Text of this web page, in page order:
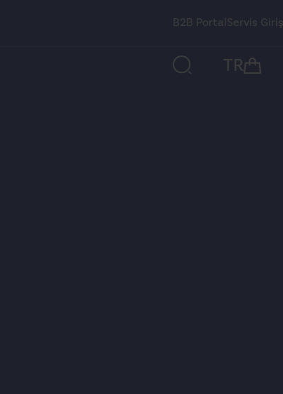
B2B PortalServis Giriş
TR